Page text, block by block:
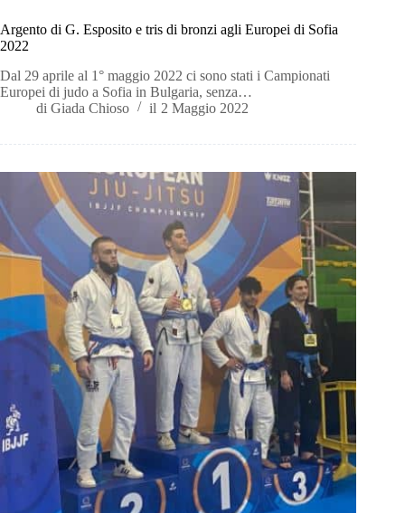
Argento di G. Esposito e tris di bronzi agli Europei di Sofia
2022
Dal 29 aprile al 1° maggio 2022 ci sono stati i Campionati
Europei di judo a Sofia in Bulgaria, senza…
di Giada Chioso il 2 Maggio 2022